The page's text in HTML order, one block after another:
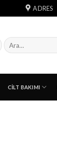
ADRES
Ara:
CILT BAKIMI